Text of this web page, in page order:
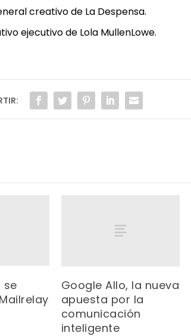
crea­ti­vo de La Des­pen­sa.
eje­cu­ti­vo de Lola Mullen­Lo­we.
se
Google Allo, la nueva
apuesta por la
comunicación
inteligente